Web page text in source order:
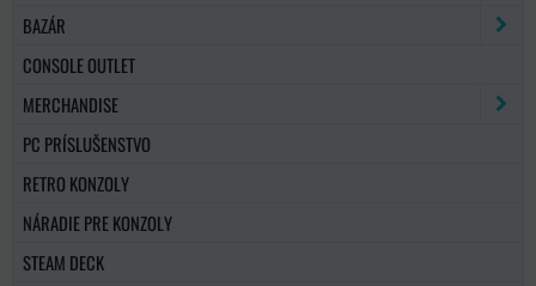
BAZÁR
CONSOLE OUTLET
MERCHANDISE
PC PRÍSLUŠENSTVO
RETRO KONZOLY
NÁRADIE PRE KONZOLY
STEAM DECK